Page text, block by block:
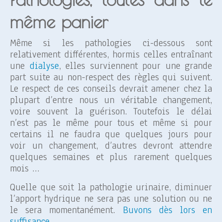
même panier
Même si les pathologies ci-dessous sont
relativement différentes, hormis celles entraînant
une dialyse, elles surviennent pour une grande
part suite au non-respect des règles qui suivent.
Le respect de ces conseils devrait amener chez la
plupart d’entre nous un véritable changement,
voire souvent la guérison. Toutefois le délai
n’est pas le même pour tous et même si pour
certains il ne faudra que quelques jours pour
voir un changement, d’autres devront attendre
quelques semaines et plus rarement quelques
mois …
Quelle que soit la pathologie urinaire, diminuer
l’apport hydrique ne sera pas une solution ou ne
le sera momentanément. Buvons dès lors en